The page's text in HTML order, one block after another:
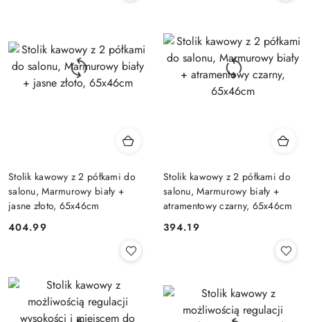
Stolik kawowy z 2 półkami do
salonu, Marmurowy biały +
jasne złoto, 65x46cm
Cena:
404.99
Stolik kawowy z 2 półkami do
salonu, Marmurowy biały +
atramentowy czarny, 65x46cm
Cena:
394.19